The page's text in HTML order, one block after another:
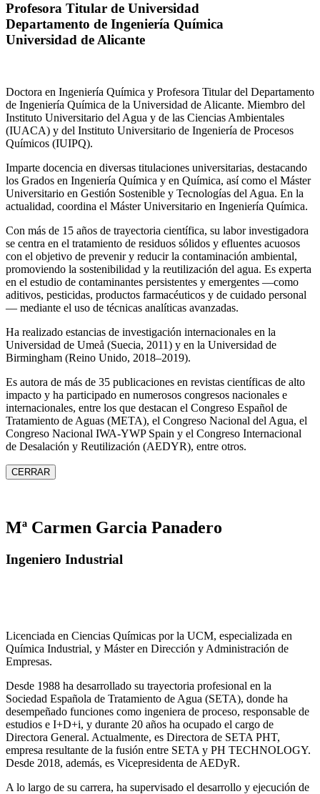
Profesora Titular de Universidad
Departamento de Ingeniería Química
Universidad de Alicante
Doctora en Ingeniería Química y Profesora Titular del Departamento
de Ingeniería Química de la Universidad de Alicante. Miembro del
Instituto Universitario del Agua y de las Ciencias Ambientales
(IUACA) y del Instituto Universitario de Ingeniería de Procesos
Químicos (IUIPQ).
Imparte docencia en diversas titulaciones universitarias, destacando
los Grados en Ingeniería Química y en Química, así como el Máster
Universitario en Gestión Sostenible y Tecnologías del Agua. En la
actualidad, coordina el Máster Universitario en Ingeniería Química.
Con más de 15 años de trayectoria científica, su labor investigadora
se centra en el tratamiento de residuos sólidos y efluentes acuosos
con el objetivo de prevenir y reducir la contaminación ambiental,
promoviendo la sostenibilidad y la reutilización del agua. Es experta
en el estudio de contaminantes persistentes y emergentes —como
aditivos, pesticidas, productos farmacéuticos y de cuidado personal
— mediante el uso de técnicas analíticas avanzadas.
Ha realizado estancias de investigación internacionales en la
Universidad de Umeå (Suecia, 2011) y en la Universidad de
Birmingham (Reino Unido, 2018–2019).
Es autora de más de 35 publicaciones en revistas científicas de alto
impacto y ha participado en numerosos congresos nacionales e
internacionales, entre los que destacan el Congreso Español de
Tratamiento de Aguas (META), el Congreso Nacional del Agua, el
Congreso Nacional IWA‑YWP Spain y el Congreso Internacional
de Desalación y Reutilización (AEDYR), entre otros.
CERRAR
Mª Carmen Garcia Panadero
Ingeniero Industrial
Licenciada en Ciencias Químicas por la UCM, especializada en
Química Industrial, y Máster en Dirección y Administración de
Empresas.
Desde 1988 ha desarrollado su trayectoria profesional en la
Sociedad Española de Tratamiento de Agua (SETA), donde ha
desempeñado funciones como ingeniera de proceso, responsable de
estudios e I+D+i, y durante 20 años ha ocupado el cargo de
Directora General. Actualmente, es Directora de SETA PHT,
empresa resultante de la fusión entre SETA y PH TECHNOLOGY.
Desde 2018, además, es Vicepresidenta de AEDyR.
A lo largo de su carrera, ha supervisado el desarrollo y ejecución de